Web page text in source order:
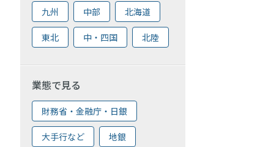
九州 中部 北海道
東北 中・四国 北陸
業態で見る
財務省・金融庁・日銀
大手行など 地銀